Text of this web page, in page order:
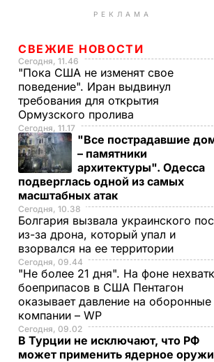
РЕКЛАМА
СВЕЖИЕ НОВОСТИ
Сегодня, 11.46
"Пока США не изменят свое
поведение". Иран выдвинул
требования для открытия
Ормузского пролива
Сегодня, 11.17
"Все пострадавшие
– памятники
архитектуры". Одесса
подверглась одной из самых
масштабных атак
Сегодня, 10.38
Болгария вызвала украинского
из-за дрона, который упал и
взорвался на ее территории
Сегодня, 09.44
"Не более 21 дня". На фоне
боеприпасов в США Пентагон
оказывает давление на оборонные
компании – WP
Сегодня, 09.02
В Турции не исключают, что РФ
может применить ядерное